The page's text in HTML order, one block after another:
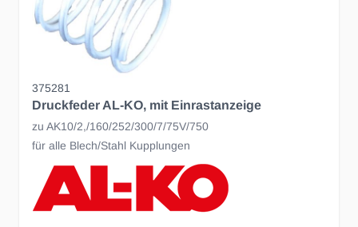
375281
Druckfeder AL-KO, mit Einrastanzeige
zu AK10/2,/160/252/300/7/75V/750
für alle Blech/Stahl Kupplungen